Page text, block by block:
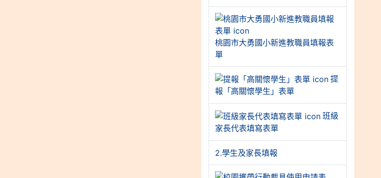
桃園市大勇國小新進教職員填報表
單
提
報「高關懷學生」表單
班級
家長代表填寫表單
2.學生及家長填報